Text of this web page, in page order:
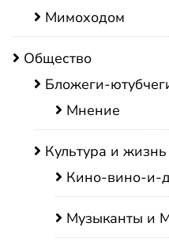
Мимоходом
Общество
Бложеги-
Мнение
Культура и жизнь
Кино-вино-и-
Музыканты и